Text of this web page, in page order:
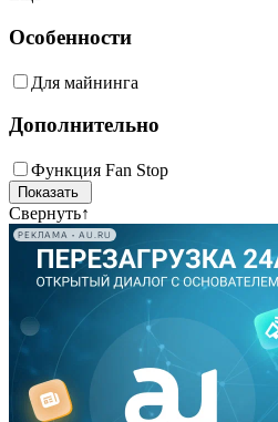
Особенности
Для майнинга
Дополнительно
Функция Fan Stop
Свернуть↑
РЕКЛАМА • AU.RU